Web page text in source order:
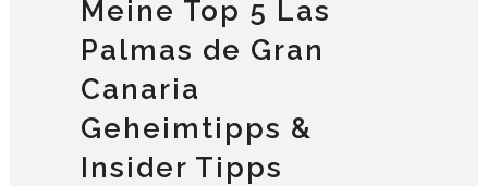
Meine Top 5 Las
Palmas de Gran
Canaria
Geheimtipps &
Insider Tipps